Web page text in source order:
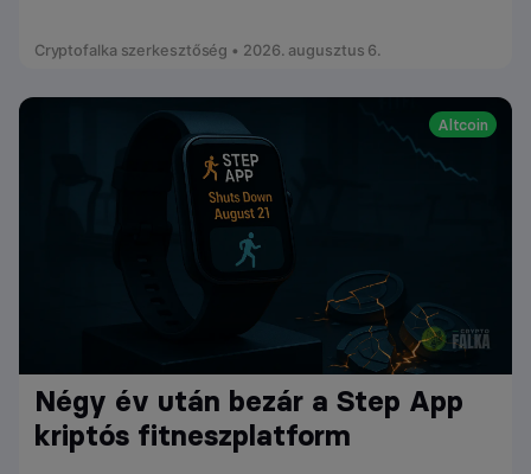
Cryptofalka szerkesztőség • 2026. augusztus 6.
Altcoin
Négy év után bezár a Step App
kriptós fitneszplatform